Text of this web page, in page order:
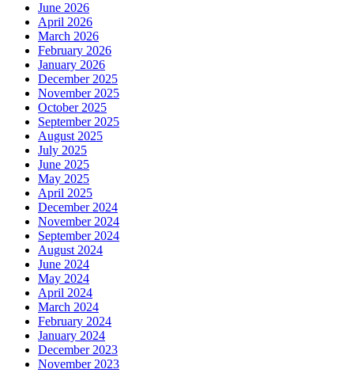
June 2026
April 2026
March 2026
February 2026
January 2026
December 2025
November 2025
October 2025
September 2025
August 2025
July 2025
June 2025
May 2025
April 2025
December 2024
November 2024
September 2024
August 2024
June 2024
May 2024
April 2024
March 2024
February 2024
January 2024
December 2023
November 2023